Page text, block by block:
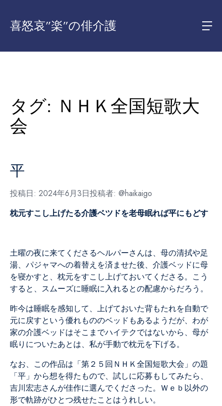
喜怒哀”楽”の俳介護
タグ: ＮＨＫ全国短歌大
会
平
投稿日: 2024年6月3日投稿者: @haikaigo
枕元すこし上げたる介護ベツドを老母眠れば平にもどす
土曜の夜に来てくださるヘルパーさんは、母の清拭や足
湯、パジャマへの着替えを済ませた後、介護ベッドに母
を寝かすと、枕元をすこし上げておいてくださる。こう
すると、スムーズに睡眠に入れるとの配慮からだろう。
昨今は睡眠を感知して、上げておいた背もたれを自動で
元に戻すという優れもののベッドもあるようだが、わが
家の介護ベッドはそこまでハイテクではないから、母が
眠りについたあとは、私が手動で枕元を下げる。
なお、この作品は「第２５回ＮＨＫ全国短歌大会」の題
「平」から想を得たもので、試しに応募もしてみたら、
吉川宏志さんが佳作に選んでくださった。Ｗｅｂ以外の
形で軌跡がひとつ残せたことはうれしい。